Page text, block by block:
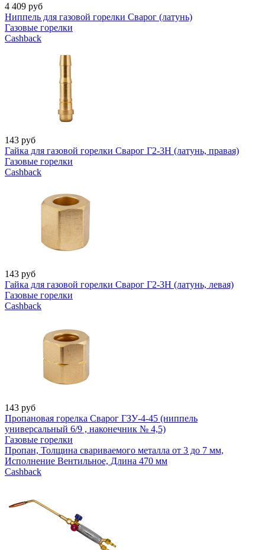
4 409 руб
Ниппель для газовой горелки Сварог (латунь)
Газовые горелки
Cashback
143 руб
Гайка для газовой горелки Сварог Г2-3Н (латунь, правая)
Газовые горелки
Cashback
143 руб
Гайка для газовой горелки Сварог Г2-3Н (латунь, левая)
Газовые горелки
Cashback
143 руб
Пропановая горелка Сварог ГЗУ-4-45 (ниппель
универсальный 6/9 , наконечник № 4,5)
Газовые горелки
Пропан, Толщина свариваемого металла от 3 до 7 мм,
Исполнение Вентильное, Длина 470 мм
Cashback